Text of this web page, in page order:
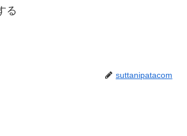
る
suttanipatacom